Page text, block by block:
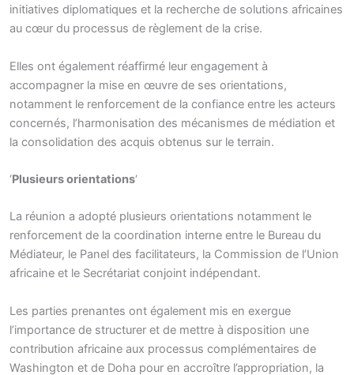
initiatives diplomatiques et la recherche de solutions africaines
au cœur du processus de règlement de la crise.
Elles ont également réaffirmé leur engagement à
accompagner la mise en œuvre de ses orientations,
notamment le renforcement de la confiance entre les acteurs
concernés, l’harmonisation des mécanismes de médiation et
la consolidation des acquis obtenus sur le terrain.
‘Plusieurs orientations‘
La réunion a adopté plusieurs orientations notamment le
renforcement de la coordination interne entre le Bureau du
Médiateur, le Panel des facilitateurs, la Commission de l’Union
africaine et le Secrétariat conjoint indépendant.
Les parties prenantes ont également mis en exergue
l’importance de structurer et de mettre à disposition une
contribution africaine aux processus complémentaires de
Washington et de Doha pour en accroître l’appropriation, la